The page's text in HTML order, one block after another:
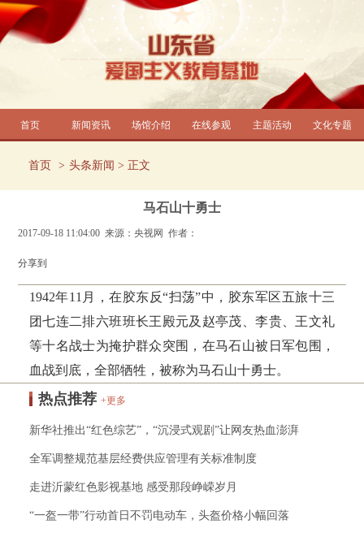
首页 新闻资讯 场馆介绍 在线参观 主题活动 文化专题
首页 头条新闻 > 正文
马石山十勇士
2017-09-18 11:04:00 来源：央视网 作者：
分享到
1942年11 月，在胶东反“扫荡”中，胶东军区五旅十三
团七连二排六班班长王殿元及赵亭茂、李贵、王文礼
等十名战士为掩护群众突围，在马石山被日军包围，
血战到底，全部牺牲，被称为马石山十勇士。
热点推荐 +更多
新华社推出“红色综艺”，“沉浸式观剧”让网友热血澎湃
全军调整规范基层经费供应管理有关标准制度
走进沂蒙红色影视基地 感受那段峥嵘岁月
“一盔一带”行动首日不罚电动车，头盔价格小幅回落